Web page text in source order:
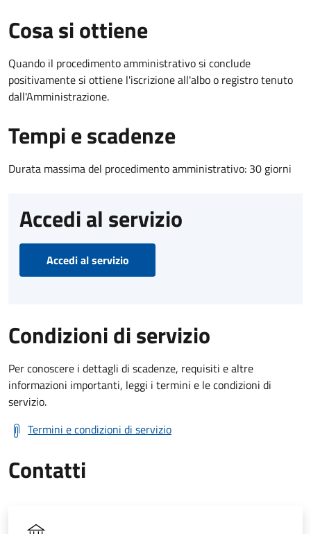
Cosa si ottiene
Quando il procedimento amministrativo si conclude
positivamente si ottiene l'iscrizione all'albo o registro tenuto
dall'Amministrazione.
Tempi e scadenze
Durata massima del procedimento amministrativo: 30 giorni
Accedi al servizio
Accedi al servizio
Condizioni di servizio
Per conoscere i dettagli di scadenze, requisiti e altre
informazioni importanti, leggi i termini e le condizioni di
servizio.
Termini e condizioni di servizio
Contatti